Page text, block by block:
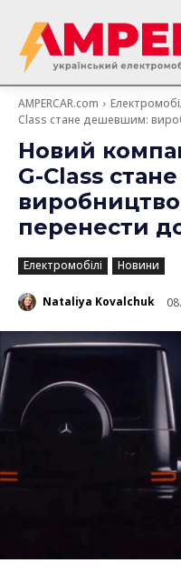
AMPERCAR.com
Class стане дешевшим:
Новий
G-Class
перенести
Електромобілі Новини
Nataliya Kovalchuk